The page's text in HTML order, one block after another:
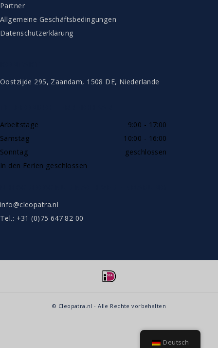
Partner
Allgemeine Geschäftsbedingungen
Datenschutzerklärung
Oostzijde 295, Zaandam, 1508 DE, Niederlande
Arbeitstage
9:00 - 17:00
Samstag
10:00 - 16:00
Sonntag
geschlossen
In den Ferien geschlossen
info@cleopatra.nl
Tel.: +31 (0)75 647 82 00
© Cleopatra.nl - Alle Rechte vorbehalten
Deutsch